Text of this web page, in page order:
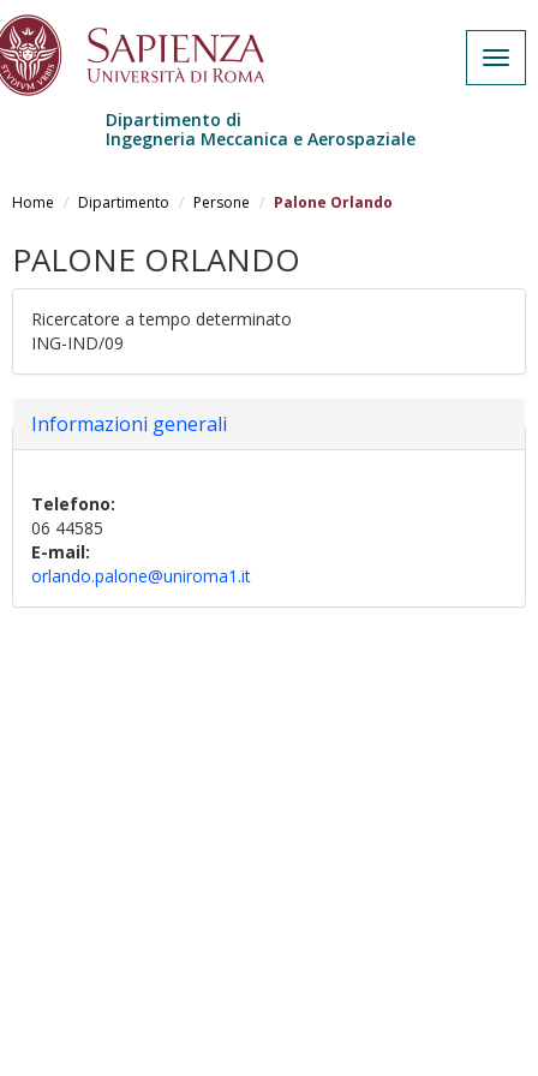
Dipartimento di
Ingegneria Meccanica e Aerospaziale
Home Dipartimento Persone Palone Orlando
PALONE ORLANDO
Ricercatore a tempo determinato
ING-IND/09
Nascondi
Informazioni generali
Telefono:
06 44585
E-mail:
orlando.palone@uniroma1.it